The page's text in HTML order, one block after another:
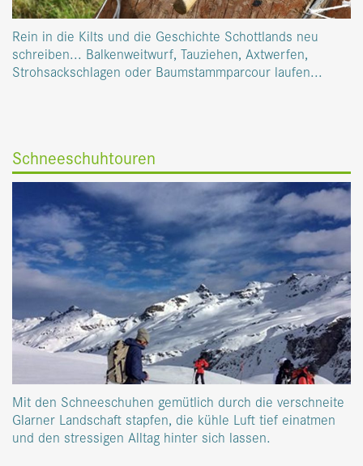
Rein in die Kilts und die Geschichte Schottlands neu
schreiben... Balkenweitwurf, Tauziehen, Axtwerfen,
Strohsackschlagen oder Baumstammparcour laufen...
Schneeschuhtouren
Mit den Schneeschuhen gemütlich durch die verschneite
Glarner Landschaft stapfen, die kühle Luft tief einatmen
und den stressigen Alltag hinter sich lassen.